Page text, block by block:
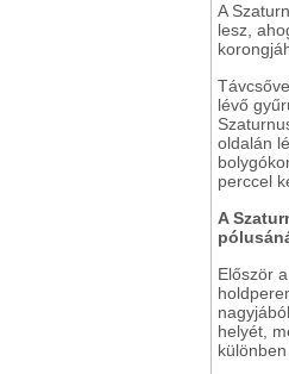
A
lesz,
lévő
oldalán
perccel
A
Először
helyét,